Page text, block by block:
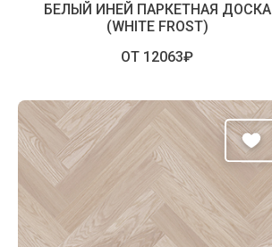
БЕЛЫЙ ИНЕЙ ПАРКЕТНАЯ ДОСКА
(WHITE FROST)
ОТ 12063₽